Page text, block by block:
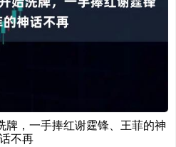
牌，一手捧红谢霆锋、王菲的神
话不再